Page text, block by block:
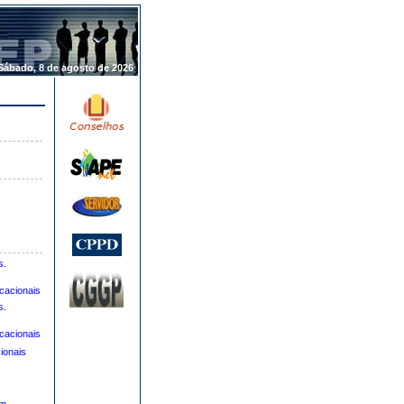
8 de agosto de 2026.